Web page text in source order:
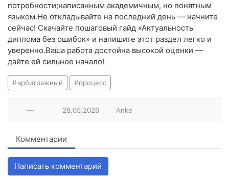
потребности;написанным академичным, но понятным
языком.Не откладывайте на последний день — начните
сейчас! Скачайте пошаговый гайд «Актуальность
диплома без ошибок» и напишите этот раздел легко и
уверенно.Ваша работа достойна высокой оценки —
дайте ей сильное начало!
арбитражный процесс
— 28.05.2026 Anka
Комментарии
Написать комментарий